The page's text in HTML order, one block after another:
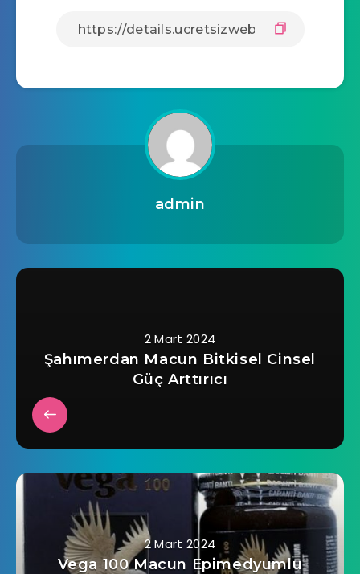
admin
2 Mart 2024
Şahımerdan Macun Bitkisel Cinsel
Güç Arttırıcı
2 Mart 2024
Vega 100 Macun Epimedyumlu